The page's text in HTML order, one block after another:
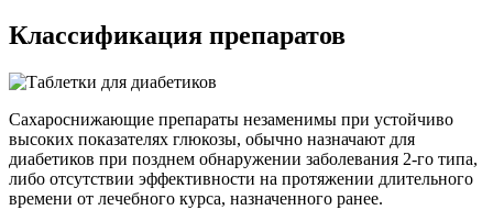
Классификация препаратов
Сахароснижающие препараты незаменимы при устойчиво
высоких показателях глюкозы, обычно назначают для
диабетиков при позднем обнаружении заболевания 2-го типа,
либо отсутствии эффективности на протяжении длительного
времени от лечебного курса, назначенного ранее.